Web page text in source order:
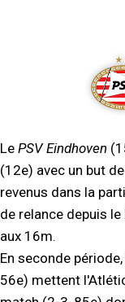
Le PSV Eindhoven
(12e) avec un but
revenus dans la
de relance depuis
aux 16m.
En seconde
56e) mettent